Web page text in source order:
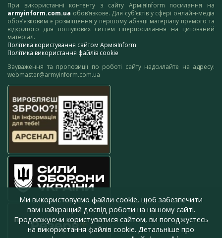
При використанні контенту з сайту АрміяInform посилання на
armyinform.com.ua обов’язкове. Для суб’єктів у сфері онлайн-медіа
обов’язковим є розміщення у першому абзаці матеріалу прямого та
відкритого для пошукових систем гіперпосилання на цитований
матеріал.
Політика користування сайтом АрміяInform
Політика використання файлів cookie
Зауваження та пропозиції по роботі сайту надсилайте на адресу:
webmaster@armyinform.com.ua
Ми використовуємо файли cookie, щоб забезпечити
вам найкращий досвід роботи на нашому сайті.
Продовжуючи користуватися сайтом, ви погоджуєтесь
на використання файлів cookie. Детальніше про